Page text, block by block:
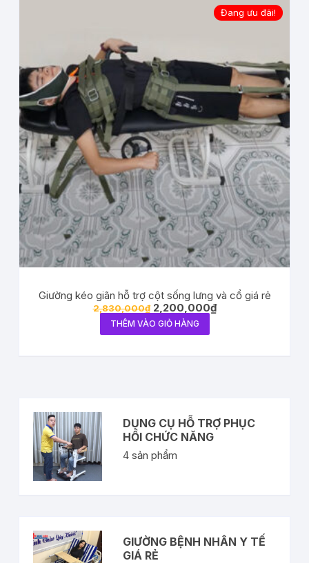
Đang ưu đãi!
Giường kéo giãn hỗ trợ cột sống lưng và cổ giá rẻ
2,830,000₫ 2,200,000₫
THÊM VÀO GIỎ HÀNG
DỤNG CỤ HỖ TRỢ PHỤC
HỒI CHỨC NĂNG
4 sản phẩm
GIƯỜNG BỆNH NHÂN Y TẾ
GIÁ RẺ